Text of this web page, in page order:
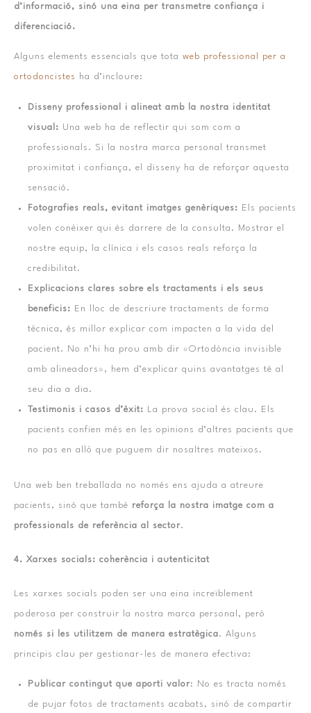
d’informació, sinó una eina per transmetre confiança i
diferenciació.
Alguns elements essencials que tota web professional per a
ortodoncistes ha d’incloure:
Disseny professional i alineat amb la nostra identitat
visual: Una web ha de reflectir qui som com a
professionals. Si la nostra marca personal transmet
proximitat i confiança, el disseny ha de reforçar aquesta
sensació.
Fotografies reals, evitant imatges genèriques: Els pacients
volen conèixer qui és darrere de la consulta. Mostrar el
nostre equip, la clínica i els casos reals reforça la
credibilitat.
Explicacions clares sobre els tractaments i els seus
beneficis: En lloc de descriure tractaments de forma
tècnica, és millor explicar com impacten a la vida del
pacient. No n’hi ha prou amb dir «Ortodòncia invisible
amb alineadors», hem d’explicar quins avantatges té al
seu dia a dia.
Testimonis i casos d’èxit: La prova social és clau. Els
pacients confien més en les opinions d’altres pacients que
no pas en allò que puguem dir nosaltres mateixos.
Una web ben treballada no només ens ajuda a atreure
pacients, sinó que també reforça la nostra imatge com a
professionals de referència al sector.
4. Xarxes socials: coherència i autenticitat
Les xarxes socials poden ser una eina increïblement
poderosa per construir la nostra marca personal, però
només si les utilitzem de manera estratègica. Alguns
principis clau per gestionar-les de manera efectiva:
Publicar contingut que aporti valor: No es tracta només
de pujar fotos de tractaments acabats, sinó de compartir